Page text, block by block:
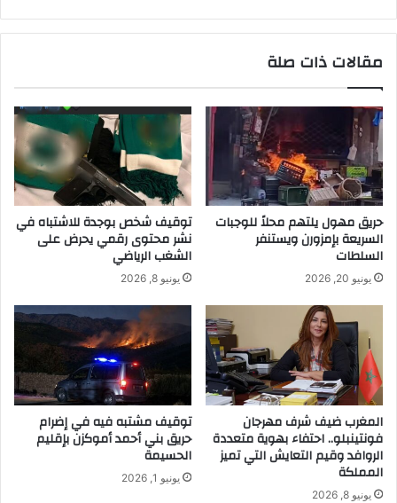
مقالات ذات صلة
حريق مهول يلتهم محلاً للوجبات
السريعة بإمزورن ويستنفر
السلطات
يونيو 20, 2026
توقيف شخص بوجدة للاشتباه في
نشر محتوى رقمي يحرض على
الشغب الرياضي
يونيو 8, 2026
المغرب ضيف شرف مهرجان
فونتينبلو.. احتفاء بهوية متعددة
الروافد وقيم التعايش التي تميز
المملكة
يونيو 8, 2026
توقيف مشتبه فيه في إضرام
حريق بني أحمد أموكزن بإقليم
الحسيمة
يونيو 1, 2026